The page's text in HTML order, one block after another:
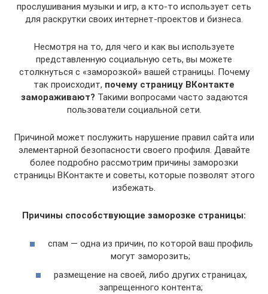
прослушивания музыки и игр, а кто-то использует сеть
для раскрутки своих интернет-проектов и бизнеса.
Несмотря на то, для чего и как вы используете
представленную социальную сеть, вы можете
столкнуться с «заморозкой» вашей страницы. Почему
так происходит, почему страницу ВКонтакте
замораживают? Такими вопросами часто задаются
пользователи социальной сети.
Причиной может послужить нарушение правил сайта или
элементарной безопасности своего профиля. Давайте
более подробно рассмотрим причины заморозки
страницы ВКонтакте и советы, которые позволят этого
избежать.
Причины способствующие заморозке страницы:
спам — одна из причин, по которой ваш профиль
могут заморозить;
размещение на своей, либо других страницах,
запрещенного контента;